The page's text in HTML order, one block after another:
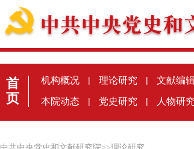
首
页
机构概况 | 理论研究 | 文献编
本院动态 | 党史研究 | 人物研究